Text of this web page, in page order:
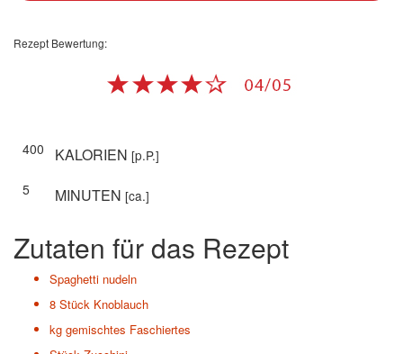
Rezept Bewertung:
400 KALORIEN [p.P.]
5
MINUTEN [ca.]
Zutaten für das Rezept
Spaghetti nudeln
8 Stück Knoblauch
kg gemischtes Faschiertes